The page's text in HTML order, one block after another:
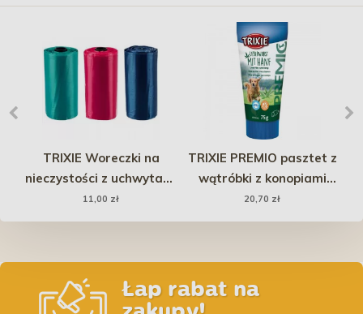
TRIXIE Woreczki na
nieczystości z uchwytami
3 rolki po 15 sztuk
11,00 zł
TRIXIE PREMIO pasztet z
wątróbki z konopiami
75g
20,70 zł
Łap rabat na